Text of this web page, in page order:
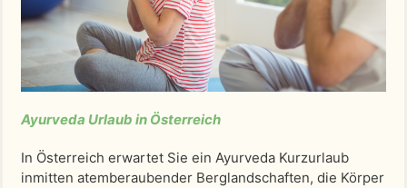
Ayurveda Urlaub in Österreich
In Österreich erwartet Sie ein Ayurveda Kurzurlaub
inmitten atemberaubender Berglandschaften, die Körper